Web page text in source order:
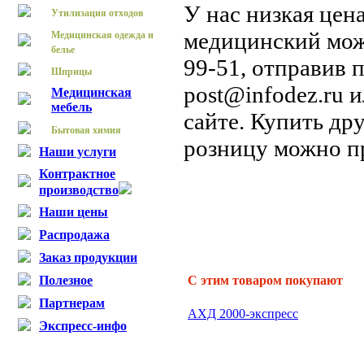
Утилизация отходов
Медицинская одежда и
белье
Шприцы
Медицинская
мебель
Бытовая химия
Наши услуги
Контрактное
производство
Наши цены
Распродажа
Заказ продукции
Полезное
Партнерам
Экспресс-инфо
У нас низкая
медицинский
99-51, отправив
post@infodez.ru
сайте. Купить
розницу можно
С этим товаром покупают
АХД 2000-экспресс